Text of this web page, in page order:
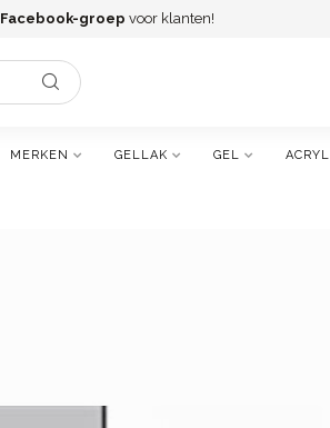
Facebook-groep voor klanten!
MERKEN GELLAK GEL ACRYL